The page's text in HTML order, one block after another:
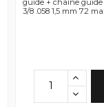
guide + chaîne guide
3/8 .058 1,5 mm 72